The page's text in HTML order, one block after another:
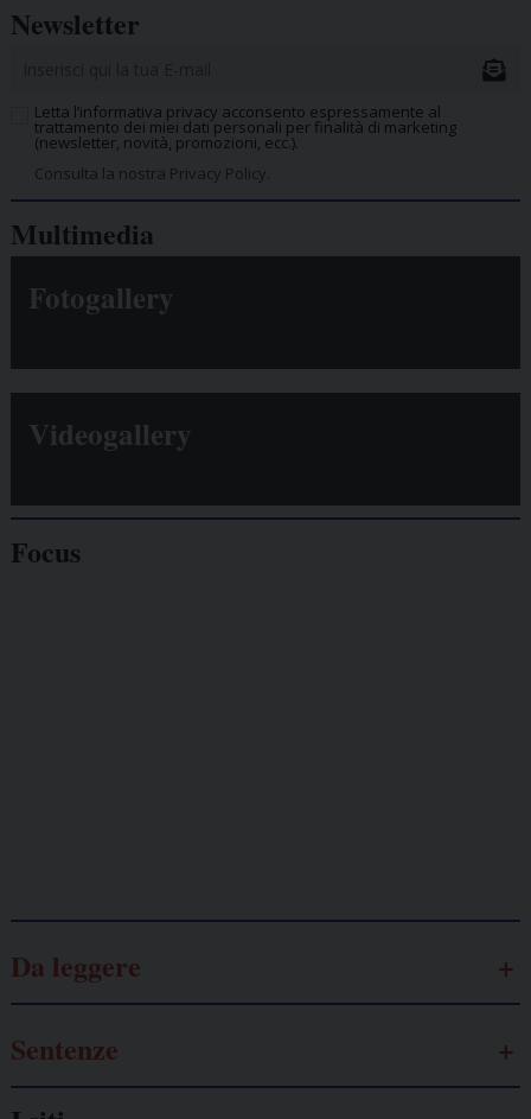
Newsletter
Letta l’informativa privacy acconsento espressamente al
trattamento dei miei dati personali per finalità di marketing
(newsletter, novità, promozioni, ecc.).
Consulta la nostra Privacy Policy.
Multimedia
Fotogallery
Videogallery
Focus
Da leggere
Sentenze